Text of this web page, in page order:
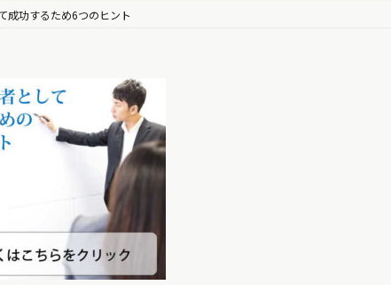
成功するため6つのヒント